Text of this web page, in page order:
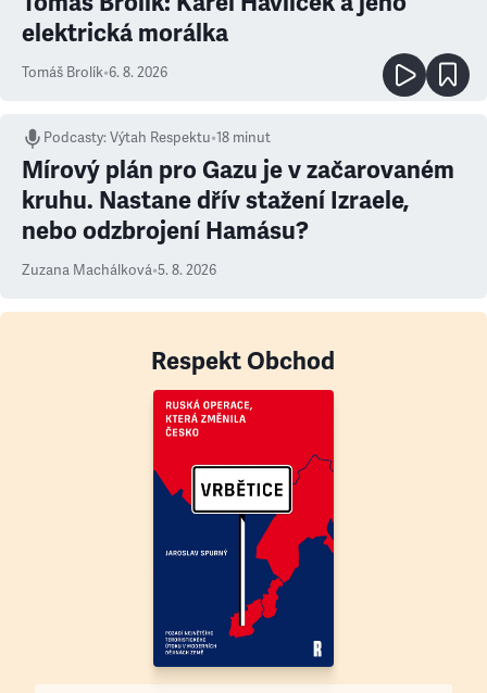
elektrická morálka
Tomáš Brolík•6. 8. 2026
Podcasty:Výtah Respektu•18 minut
Mírový plán pro Gazu je v začarovaném
kruhu. Nastane dřív stažení Izraele,
nebo odzbrojení Hamásu?
Zuzana Machálková•5. 8. 2026
Respekt Obchod